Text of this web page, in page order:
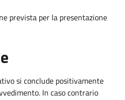
prevista per la presentazione
si conclude positivamente
In caso contrario